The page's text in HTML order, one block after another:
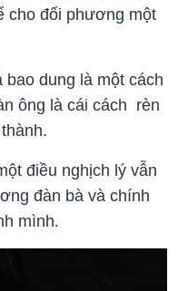
cho đối phương một
dung là một cách
ông là cái cách rèn
điều nghịch lý vẫn
đàn bà và chính
mình.